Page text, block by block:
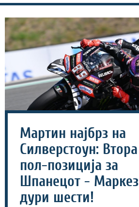
Мартин најбрз на
Силверстоун: Втора
пол-позиција за
Шпанецот - Маркез
дури шести!